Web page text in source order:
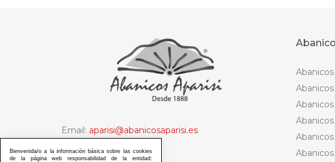
Email: aparisi@abanicosaparisi.es
Tel:+34 96 151 02 89
Bienvenida/o a la información básica sobre las cookies
de la página web responsabilidad de la entidad: